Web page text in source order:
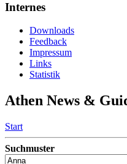
Internes
Downloads
Feedback
Impressum
Links
Statistik
Athen News &
Start
Suchmuster